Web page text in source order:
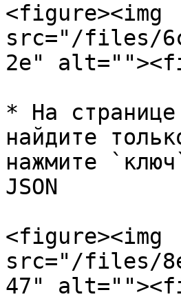
<figure><img
src="/files/
2e"
* На странице
найдите
нажмите
JSON
<figure><img
src="/files/
47"